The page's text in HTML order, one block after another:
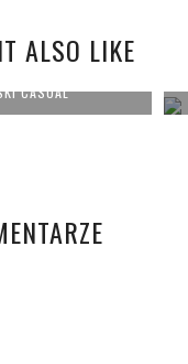
ALSO LIKE
CASUAL